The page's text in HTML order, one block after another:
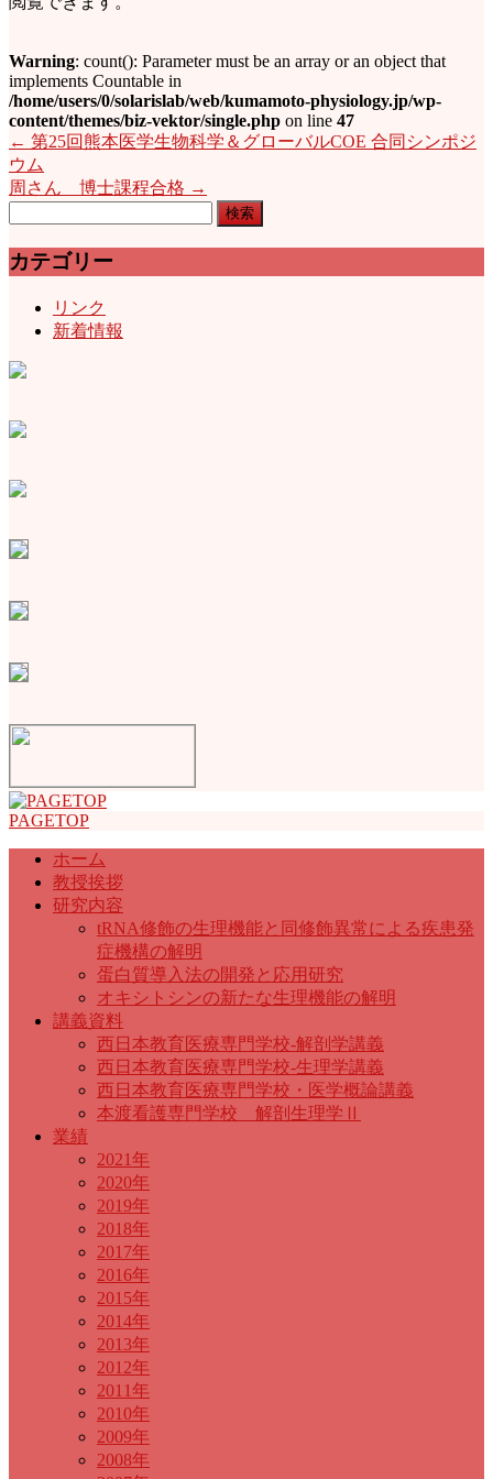
Warning: count(): Parameter must be an array or an object that
implements Countable in
/home/users/0/solarislab/web/kumamoto-physiology.jp/wp-
content/themes/biz-vektor/single.php on line 47
← 第25回熊本医学生物科学＆グローバルCOE 合同シンポジ
ウム
周さん 博士課程合格 →
カテゴリー
リンク
新着情報
PAGETOP
ホーム
教授挨拶
研究内容
tRNA修飾の生理機能と同修飾異常による疾患発
症機構の解明
蛋白質導入法の開発と応用研究
オキシトシンの新たな生理機能の解明
講義資料
西日本教育医療専門学校-解剖学講義
西日本教育医療専門学校-生理学講義
西日本教育医療専門学校・医学概論講義
本渡看護専門学校 解剖生理学Ⅱ
業績
2021年
2020年
2019年
2018年
2017年
2016年
2015年
2014年
2013年
2012年
2011年
2010年
2009年
2008年